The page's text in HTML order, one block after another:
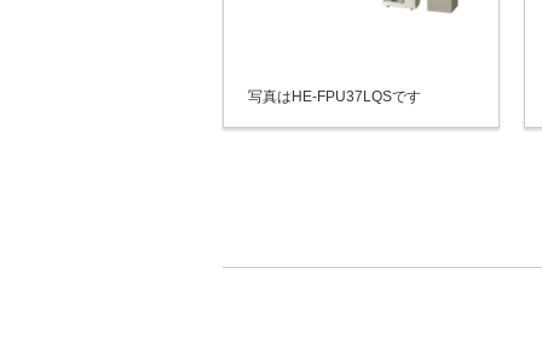
写真はHE-FPU37LQSです